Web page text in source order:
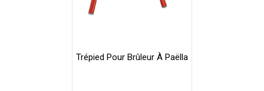
Trépied Pour Brûleur À Paëlla